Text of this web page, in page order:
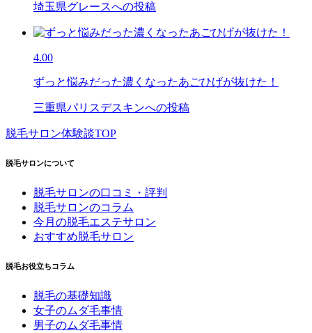
埼玉県グレースへの投稿
4.00
ずっと悩みだった濃くなったあごひげが抜けた！
三重県パリスデスキンへの投稿
脱毛サロン体験談TOP
脱毛サロンについて
脱毛サロンの口コミ・評判
脱毛サロンのコラム
今月の脱毛エステサロン
おすすめ脱毛サロン
脱毛お役立ちコラム
脱毛の基礎知識
女子のムダ毛事情
男子のムダ毛事情